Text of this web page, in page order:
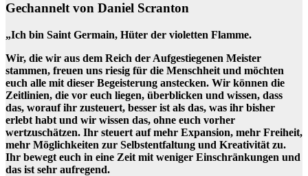
Gechannelt von Daniel Scranton
„Ich bin Saint Germain, Hüter der violetten Flamme.
Wir, die wir aus dem Reich der Aufgestiegenen Meister
stammen, freuen uns riesig für die Menschheit und möchten
euch alle mit dieser Begeisterung anstecken. Wir können die
Zeitlinien, die vor euch liegen, überblicken und wissen, dass
das, worauf ihr zusteuert, besser ist als das, was ihr bisher
erlebt habt und wir wissen das, ohne euch vorher
wertzuschätzen. Ihr steuert auf mehr Expansion, mehr Freiheit,
mehr Möglichkeiten zur Selbstentfaltung und Kreativität zu.
Ihr bewegt euch in eine Zeit mit weniger Einschränkungen und
das ist sehr aufregend.